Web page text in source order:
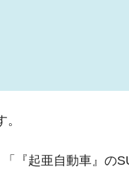
ンター整備」⇒ だから無
った」
ーン」⇒ あの名物教授も
。
「『起亜自動車』の